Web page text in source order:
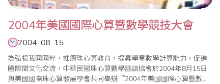
2004年美國國際心算暨數學競技大會
2004-08-15
為弘揚我國國粹，推廣珠心算教育，提昇學童數學計算能力，促進
國際間文化交流，中華民國珠心算數學腦訓協會於2004年8月15日
與美國國際珠心算發展學會共同舉辦『2004年美國國際心算暨數學